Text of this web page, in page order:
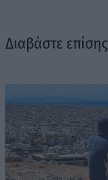
Διαβάστε επίσης